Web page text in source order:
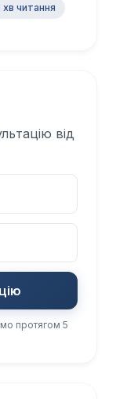
хв читання
від
протягом 5